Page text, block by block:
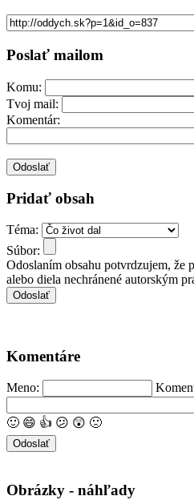
Poslať mailom
Komu:
Tvoj mail:
Komentár:
Pridať obsah
Téma:
Súbor:
Odoslaním obsahu potvrdzujem, že
alebo diela nechránené autorským
Komentáre
Meno:
🙂 😄 👍 😕 😲 🙁
Obrázky - náhľady